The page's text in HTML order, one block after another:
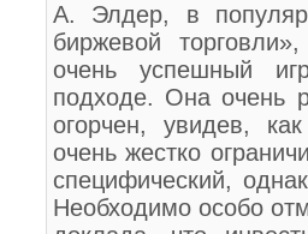
А. Элдер, в
биржевой
очень успешный
подходе. Она очень
огорчен, увидев,
очень жестко
специфический,
Необходимо особо